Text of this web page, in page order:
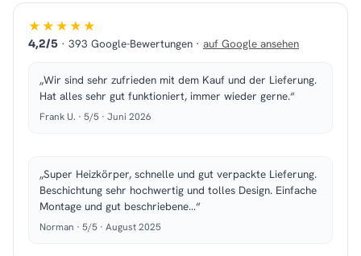
★★★★★
4,2/5 · 393 Google-Bewertungen · auf Google ansehen
„Wir sind sehr zufrieden mit dem Kauf und der Lieferung.
Hat alles sehr gut funktioniert, immer wieder gerne.“
Frank U. · 5/5 · Juni 2026
„Super Heizkörper, schnelle und gut verpackte Lieferung.
Beschichtung sehr hochwertig und tolles Design. Einfache
Montage und gut beschriebene…“
Norman · 5/5 · August 2025